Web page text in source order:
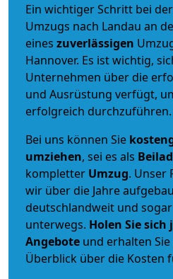
Ein wichtiger Schritt bei
Umzugs nach Landau an
eines zuverlässigen
Hannover. Es ist wichtig,
Unternehmen über die
und Ausrüstung verfügt,
erfolgreich durchzuführen.
Bei uns können Sie
umziehen, sei es als
kompletter Umzug. Unser
wir über die Jahre
deutschlandweit und
unterwegs. Holen Sie
Angebote und erhalten
Überblick über die Kosten